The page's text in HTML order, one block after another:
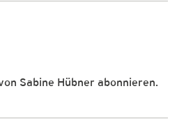
Sabine Hübner abonnieren.